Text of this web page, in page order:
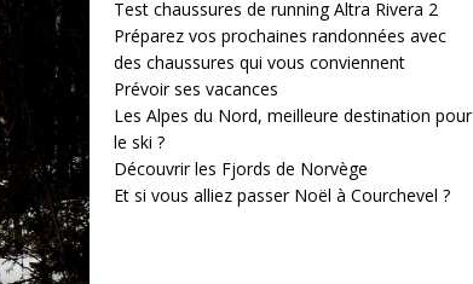
Test chaussures de running Altra Rivera 2
Préparez vos prochaines randonnées avec
des chaussures qui vous conviennent
Prévoir ses vacances
Les Alpes du Nord, meilleure destination pour
le ski ?
Découvrir les Fjords de Norvège
Et si vous alliez passer Noël à Courchevel ?